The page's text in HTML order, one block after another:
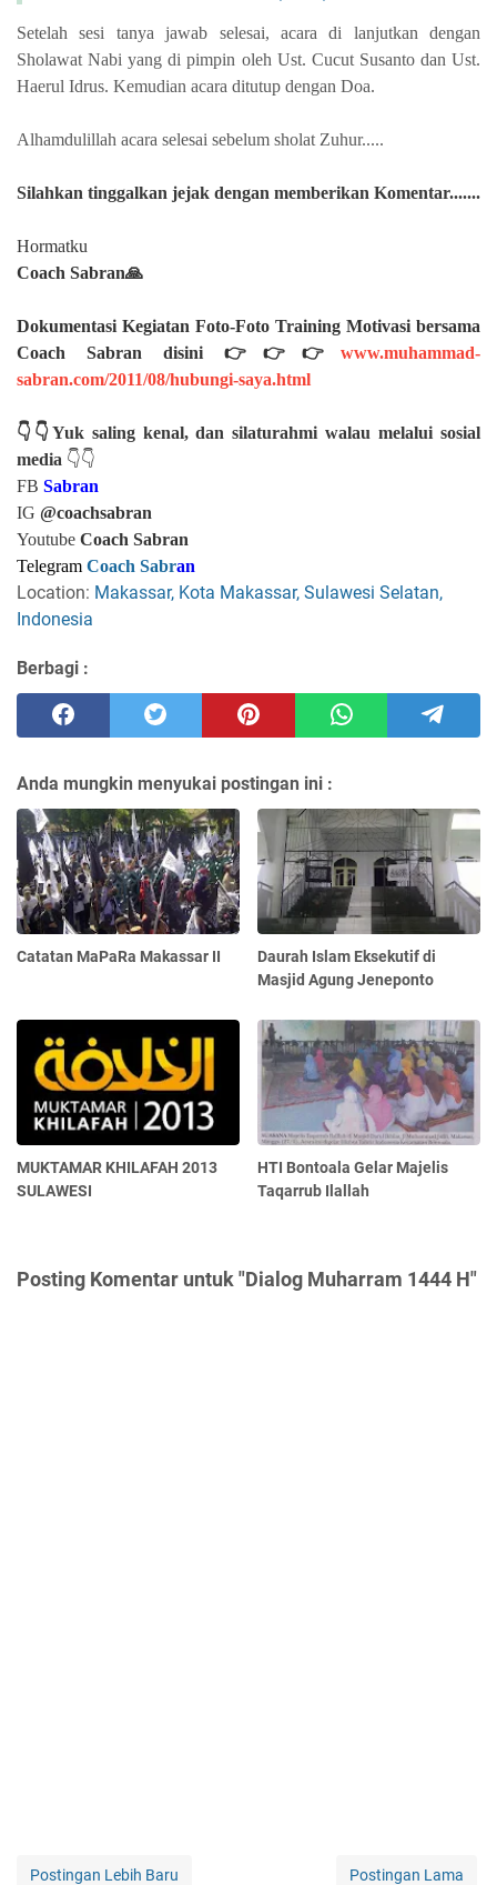
Setelah sesi tanya jawab selesai, acara di lanjutkan dengan
Sholawat Nabi yang di pimpin oleh Ust. Cucut Susanto dan Ust.
Haerul Idrus. Kemudian acara ditutup dengan Doa.
Alhamdulillah acara selesai sebelum sholat Zuhur.....
Silahkan tinggalkan jejak dengan memberikan Komentar.......
Hormatku
Coach Sabran🙏
Dokumentasi Kegiatan Foto-Foto Training Motivasi bersama
Coach Sabran disini 👉👉👉 www.muhammad-
sabran.com/2011/08/hubungi-saya.html
👇👇Yuk saling kenal, dan silaturahmi walau melalui sosial
media 👇👇
FB Sabran
IG @coachsabran
Youtube Coach Sabran
Telegram Coach Sabran
Location: Makassar, Kota Makassar, Sulawesi Selatan,
Indonesia
Berbagi :
Anda mungkin menyukai postingan ini :
Catatan MaPaRa Makassar II
Daurah Islam Eksekutif di
Masjid Agung Jeneponto
MUKTAMAR KHILAFAH 2013
SULAWESI
HTI Bontoala Gelar Majelis
Taqarrub Ilallah
Posting Komentar untuk "Dialog Muharram 1444 H"
Postingan Lebih Baru Postingan Lama